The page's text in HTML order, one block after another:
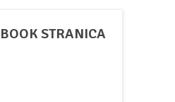
STRANICA